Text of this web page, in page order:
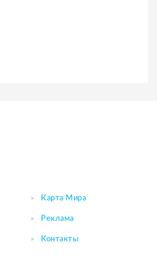
Карта Мира
Реклама
Контакты